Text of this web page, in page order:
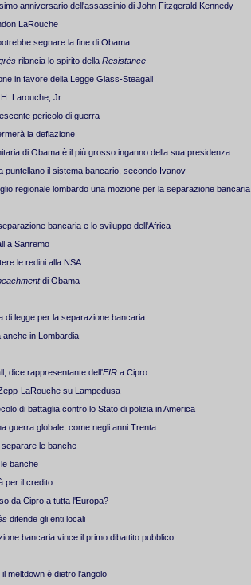
anniversario dell'assassinio di John Fitzgerald Kennedy
LaRouche
segnare la fine di Obama
rilancia lo spirito della Resistance
in favore della Legge Glass-Steagall
Larouche, Jr.
pericolo di guerra
la deflazione
di Obama è il più grosso inganno della sua presidenza
puntellano il sistema bancario, secondo Ivanov
regionale lombardo una mozione per la separazione bancaria
bancaria e lo sviluppo dell'Africa
a Sanremo
le redini alla NSA
di Obama
di legge per la separazione bancaria
in Lombardia
dice rappresentante dell'EIRa Cipro
LaRouche su Lampedusa
di battaglia contro lo Stato di polizia in America
guerra globale, come negli anni Trenta
separare le banche
banche
per il credito
da Cipro a tutta l'Europa?
difende gli enti locali
bancaria vince il primo dibattito pubblico
meltdown è dietro l'angolo